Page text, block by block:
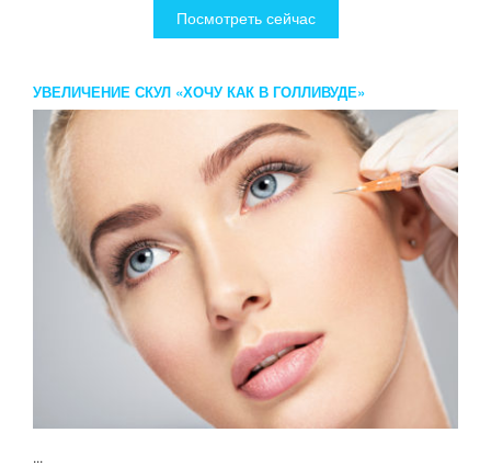
Посмотреть сейчас
УВЕЛИЧЕНИЕ СКУЛ «ХОЧУ КАК В ГОЛЛИВУДЕ»
...